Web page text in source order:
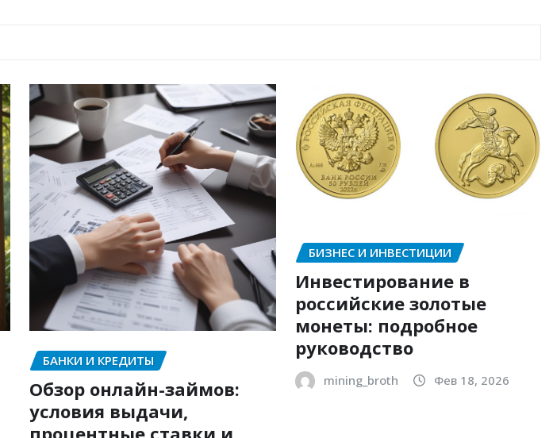
БАНКИ И КРЕДИТЫ
Обзор онлайн-займов:
условия выдачи,
БИЗНЕС И ИНВЕСТИЦИИ
Инвестирование в
российские золотые
монеты: подробное
руководство
mining_broth Фев 18, 2026